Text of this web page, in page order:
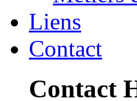
Liens
Contact
Contact